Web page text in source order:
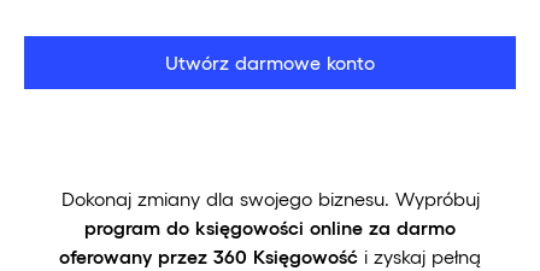
Utwórz darmowe konto
Dokonaj zmiany dla swojego biznesu. Wypróbuj
program do księgowości online za darmo
oferowany przez 360 Księgowość i zyskaj pełną